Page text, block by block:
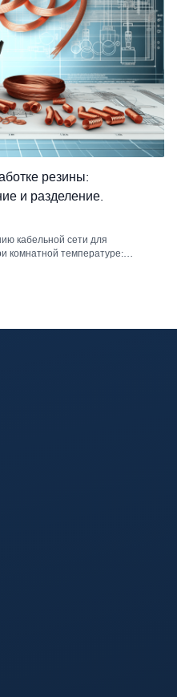
резины:
и разделение.
кабельной сети для
комнатной температуре: